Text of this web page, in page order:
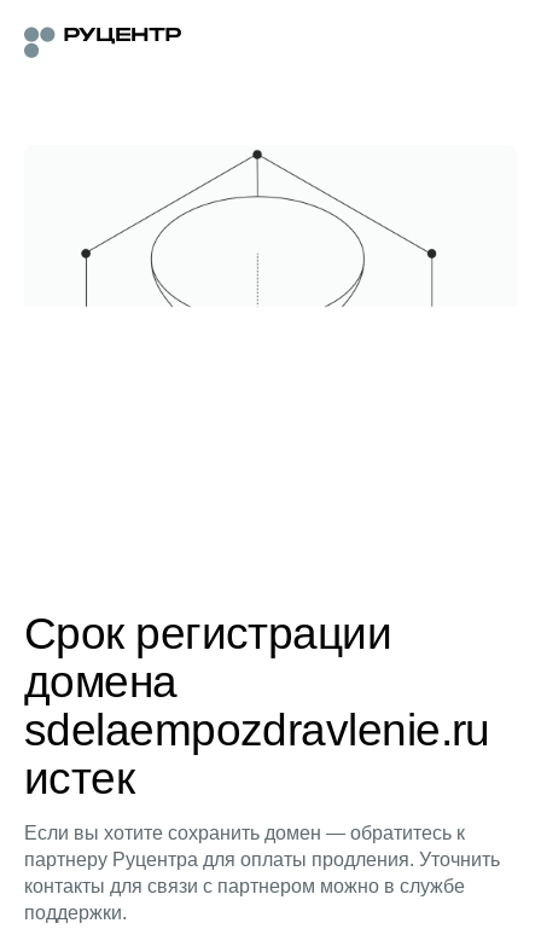
Срок регистрации
домена
sdelaempozdravlenie.ru
истек
Если вы хотите сохранить домен — обратитесь к
партнеру Руцентра для оплаты продления. Уточнить
контакты для связи с партнером можно в службе
поддержки.